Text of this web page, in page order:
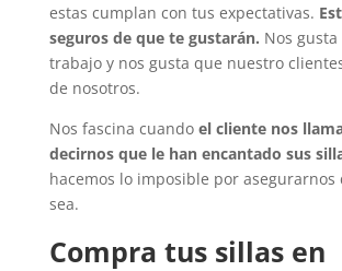
estas cumplan con tus expectativas.
seguros de que te gustarán. Nos
trabajo y nos gusta que nuestro
de nosotros.
Nos fascina cuando el cliente nos
decirnos que le han encantado sus
hacemos lo imposible por asegurarnos
sea.
Compra tus sillas en